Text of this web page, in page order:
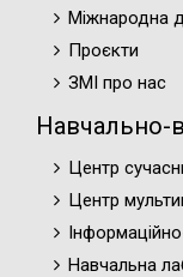
Міжнародна
Проєкти
ЗМІ про нас
Навчально-
Центр
Центр
Навчальна